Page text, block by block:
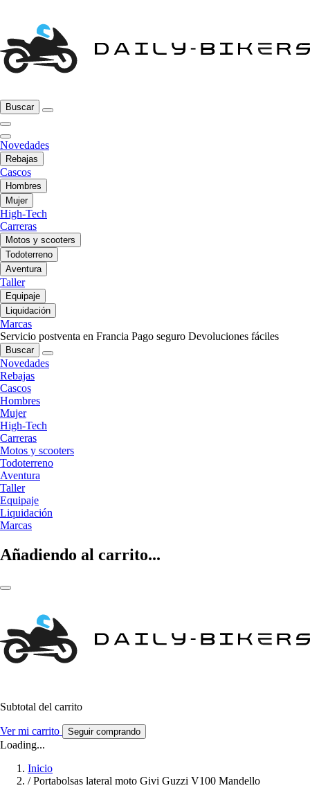
Buscar
Novedades
Rebajas
Cascos
Hombres
Mujer
High-Tech
Carreras
Motos y scooters
Todoterreno
Aventura
Taller
Equipaje
Liquidación
Marcas
Servicio postventa en Francia Pago seguro Devoluciones fáciles
Buscar
Novedades
Rebajas
Cascos
Hombres
Mujer
High-Tech
Carreras
Motos y scooters
Todoterreno
Aventura
Taller
Equipaje
Liquidación
Marcas
Añadiendo al carrito...
Subtotal del carrito
Ver mi carrito Seguir comprando
Loading...
Inicio
/ Portabolsas lateral moto Givi Guzzi V100 Mandello